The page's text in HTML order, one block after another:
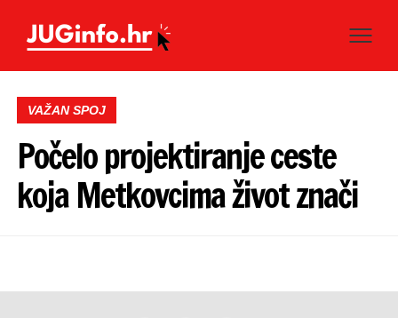
VAŽAN SPOJ
Počelo projektiranje ceste
koja Metkovcima život znači